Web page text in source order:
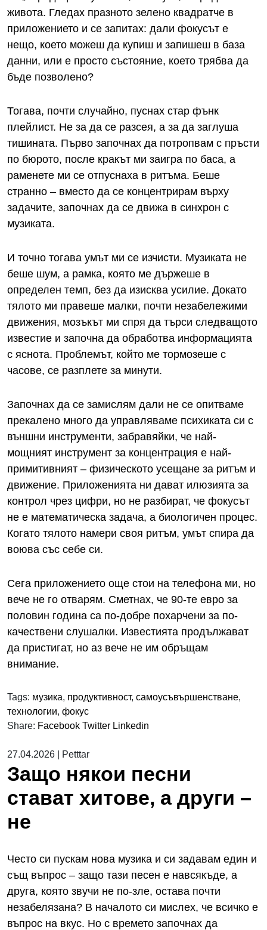
живота. Гледах празното зелено квадратче в
приложението и се запитах: дали фокусът е
нещо, което можеш да купиш и запишеш в база
данни, или е просто състояние, което трябва да
бъде позволено?
Тогава, почти случайно, пуснах стар фънк
плейлист. Не за да се разсея, а за да заглуша
тишината. Първо започнах да потропвам с пръсти
по бюрото, после кракът ми заигра по баса, а
раменете ми се отпуснаха в ритъма. Беше
странно – вместо да се концентрирам върху
задачите, започнах да се движа в синхрон с
музиката.
И точно тогава умът ми се изчисти. Музиката не
беше шум, а рамка, която ме държеше в
определен темп, без да изисква усилие. Докато
тялото ми правеше малки, почти незабележими
движения, мозъкът ми спря да търси следващото
известие и започна да обработва информацията
с яснота. Проблемът, който ме тормозеше с
часове, се разплете за минути.
Започнах да се замислям дали не се опитваме
прекалено много да управляваме психиката си с
външни инструменти, забравяйки, че най-
мощният инструмент за концентрация е най-
примитивният – физическото усещане за ритъм и
движение. Приложенията ни дават илюзията за
контрол чрез цифри, но не разбират, че фокусът
не е математическа задача, а биологичен процес.
Когато тялото намери своя ритъм, умът спира да
воюва със себе си.
Сега приложението още стои на телефона ми, но
вече не го отварям. Сметнах, че 90-те евро за
половин година са по-добре похарчени за по-
качествени слушалки. Известията продължават
да пристигат, но аз вече не им обръщам
внимание.
Tags: музика, продуктивност, самоусъвършенстване,
технологии, фокус
Share: Facebook Twitter Linkedin
27.04.2026 Petttar
Защо някои песни
стават хитове, а други –
не
Често си пускам нова музика и си задавам един и
същ въпрос – защо тази песен е навсякъде, а
друга, която звучи не по-зле, остава почти
незабелязана? В началото си мислех, че всичко е
въпрос на вкус. Но с времето започнах да